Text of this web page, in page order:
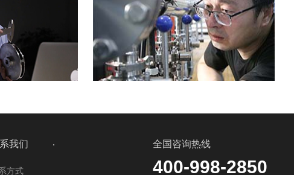
全国咨询热线
400-998-2850
我们
方式